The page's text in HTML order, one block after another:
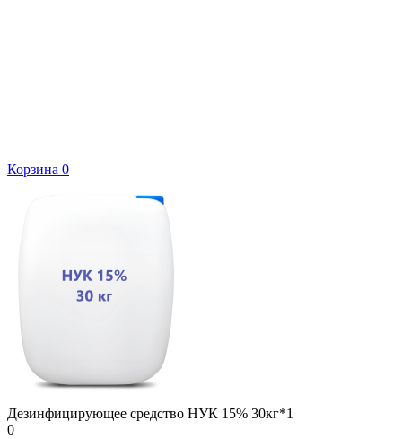
Корзина 0
Дезинфицирующее средство НУК 15% 30кг*1
0